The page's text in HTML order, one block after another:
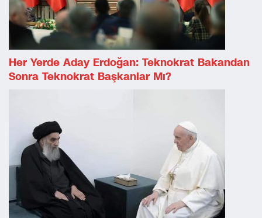
Her Yerde Aday Erdoğan: Teknokrat Bakandan
Sonra Teknokrat Başkanlar Mı?